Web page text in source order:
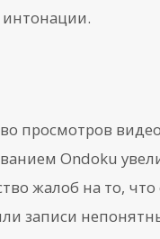
просмотров
Ondoku
жалоб на то,
записи